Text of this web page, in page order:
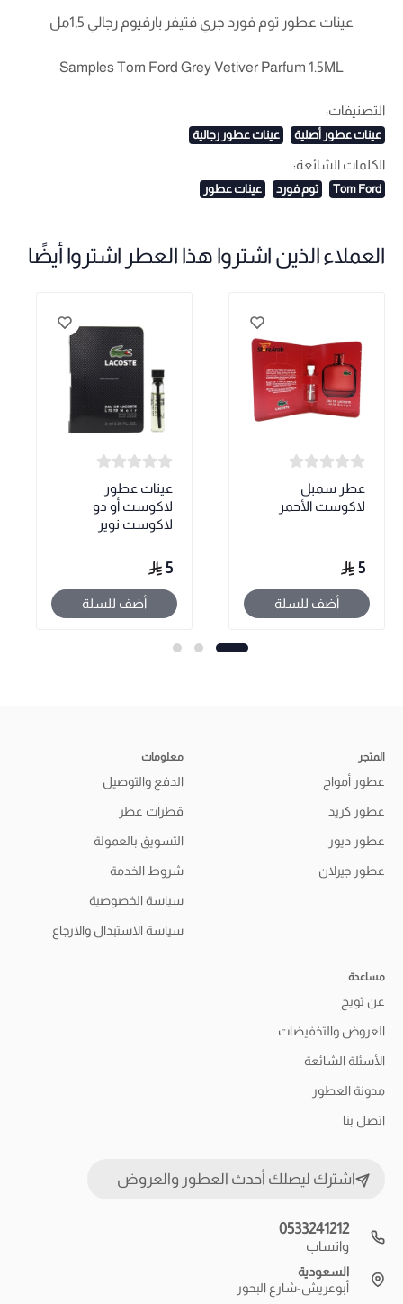
عينات عطور توم فورد جري فتيفر بارفيوم رجالي 1,5مل
Samples Tom Ford Grey Vetiver Parfum 1.5ML
التصنيفات:
عينات عطور أصلية عينات عطور رجالية
الكلمات الشائعة:
Tom Ford توم فورد عينات عطور
العملاء الذين اشتروا هذا العطر اشتروا أيضًا
عطر سمبل
لاكوست الأحمر
5
أضف للسلة
عينات عطور
لاكوست أو دو
لاكوست نوير
5
أضف للسلة
المتجر
عطور أمواج
عطور كريد
عطور ديور
عطور جيرلان
معلومات
الدفع والتوصيل
قطرات عطر
التسويق بالعمولة
شروط الخدمة
سياسة الخصوصية
سياسة الاستبدال والارجاع
مساعدة
عن تويج
العروض والتخفيضات
الأسئلة الشائعة
مدونة العطور
اتصل بنا
اشترك ليصلك أحدث العطور والعروض
0533241212
واتساب
السعودية
أبوعريش-شارع البحور